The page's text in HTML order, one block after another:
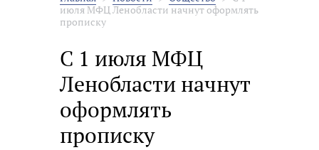
июля МФЦ Ленобласти начнут оформлять
прописку
С 1 июля МФЦ
Ленобласти начнут
оформлять
прописку